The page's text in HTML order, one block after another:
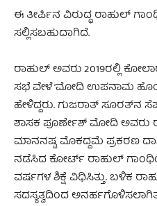
ಈ ತೀರ್ಪಿನ ವಿರುದ್ಧ ರಾಹುಲ್
ಸಲ್ಲಿಸಬಹುದಾಗಿದೆ.
ರಾಹುಲ್ ಅವರು 2019ರಲ್ಲಿ
ಸಭೆ ವೇಳೆ ‘ಮೋದಿ ಉಪನಾಮ
ಹೇಳಿದ್ದರು. ಗುಜರಾತ್ ಸೂರತ್‌ನ
ಶಾಸಕ ಪೂರ್ಣೇಶ್‌ ಮೋದಿ ಅವರು
ಮಾನನಷ್ಟ ಮೊಕದ್ದಮೆ ಪ್ರಕರಣ
ನಡೆಸಿದ ಕೋರ್ಟ್ ರಾಹುಲ್
ವರ್ಷಗಳ ಶಿಕ್ಷೆ ವಿಧಿಸಿತ್ತು. ಬಳಿಕ
ಸದಸ್ಯತ್ವದಿಂದ